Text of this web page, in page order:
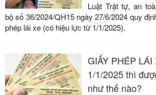
Luật Trật tự, an
bộ số 36/2024/QH15 ngày 27/6/2024 quy
phép lái xe (có hiệu lực từ 1/1/2025).
GIẤY PHÉP
1/1/2025 thì
như thế nào?